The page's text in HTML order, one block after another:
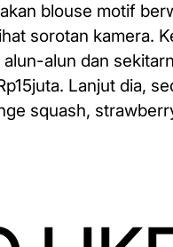
blouse motif
sorotan kamera.
alun dan
Lanjut dia,
squash,